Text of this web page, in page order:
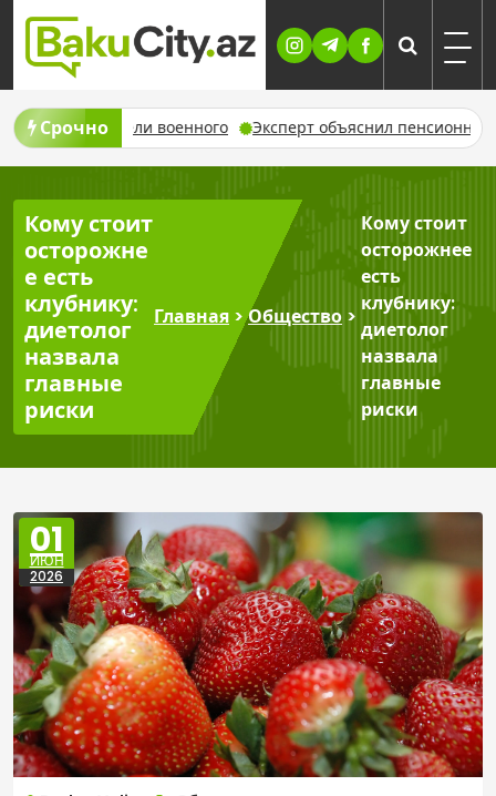
Skip
content
Срочно
о гибели военного Эксперт объяснил пенсионные
Кому стоит
осторожне
е есть
клубнику:
диетолог
назвала
главные
риски
Главная >Общество >
Кому стоит
осторожнее
есть
клубнику:
диетолог
назвала
главные
риски
01
ИЮН
2026